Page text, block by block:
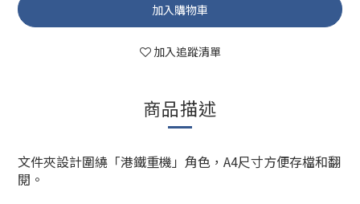
加入購物車
加入追蹤清單
商品描述
文件夾設計圍繞「港鐵重機」角色，A4尺寸方便存檔和翻
閱。